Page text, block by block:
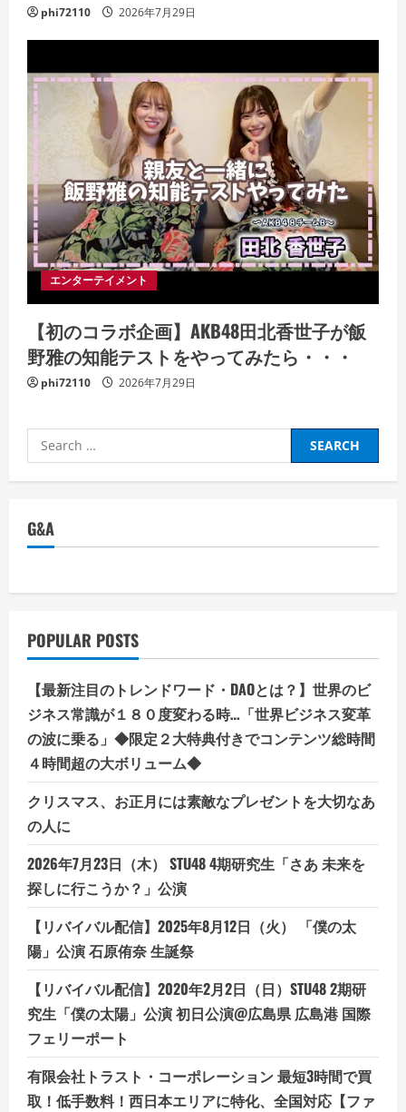
phi72110 2026年7月29日
エンターテイメント
【初のコラボ企画】AKB48田北香世子が飯
野雅の知能テストをやってみたら・・・
phi72110 2026年7月29日
Search
for:
G&A
POPULAR POSTS
【最新注目のトレンドワード・DAOとは？】世界のビ
ジネス常識が１８０度変わる時…「世界ビジネス変革
の波に乗る」◆限定２大特典付きでコンテンツ総時間
４時間超の大ボリューム◆
クリスマス、お正月には素敵なプレゼントを大切なあ
の人に
2026年7月23日（木） STU48 4期研究生「さあ 未来を
探しに行こうか？」公演
【リバイバル配信】2025年8月12日（火） 「僕の太
陽」公演 石原侑奈 生誕祭
【リバイバル配信】2020年2月2日（日）STU48 2期研
究生「僕の太陽」公演 初日公演@広島県 広島港 国際
フェリーポート
有限会社トラスト・コーポレーション 最短3時間で買
取！低手数料！西日本エリアに特化、全国対応【ファ